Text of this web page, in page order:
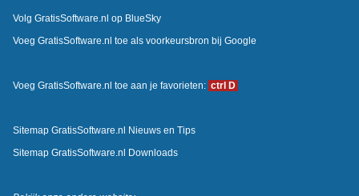
Volg GratisSoftware.nl op BlueSky
Voeg GratisSoftware.nl toe als voorkeursbron bij Google
Voeg GratisSoftware.nl toe aan je favorieten: ctrl D
Sitemap GratisSoftware.nl Nieuws en Tips
Sitemap GratisSoftware.nl Downloads